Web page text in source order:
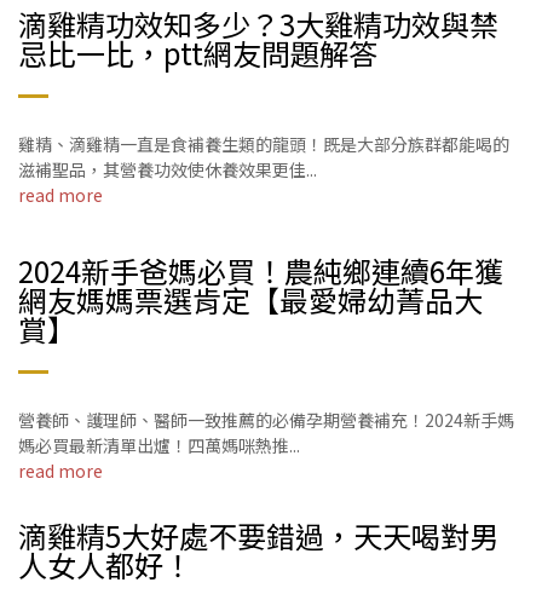
滴雞精功效知多少？3大雞精功效與禁
忌比一比，ptt網友問題解答
雞精、滴雞精一直是食補養生類的龍頭！既是大部分族群都能喝的
滋補聖品，其營養功效使休養效果更佳...
read more
2024新手爸媽必買！農純鄉連續6年獲
網友媽媽票選肯定【最愛婦幼菁品大
賞】
營養師、護理師、醫師一致推薦的必備孕期營養補充！2024新手媽
媽必買最新清單出爐！四萬媽咪熱推...
read more
滴雞精5大好處不要錯過，天天喝對男
人女人都好！